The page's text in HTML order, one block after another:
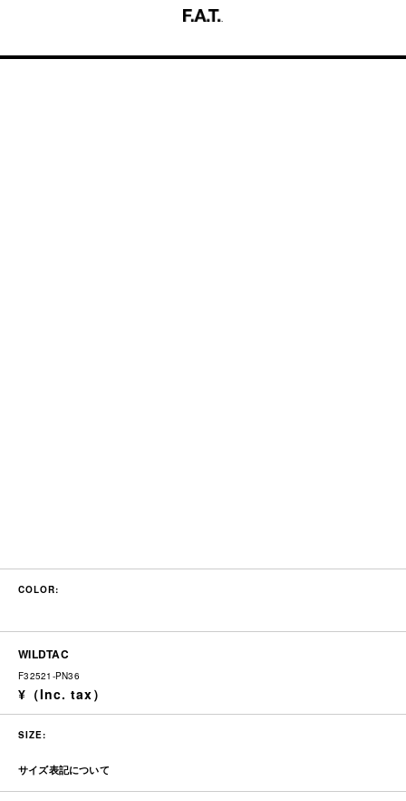
WILDTAC
F32521-PN36
COLOR:
SIZE:
サイズ表記について